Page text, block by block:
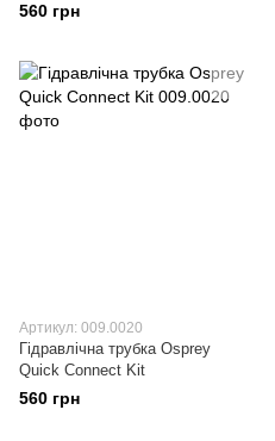
560 грн
Артикул: 009.0020
Гідравлічна трубка Osprey
Quick Connect Kit
560 грн